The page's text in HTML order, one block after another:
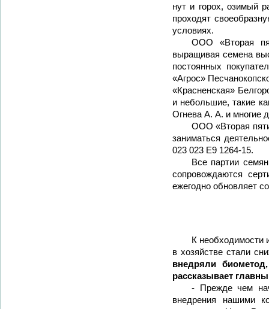
нут и горох, озимый
проходят
условиях.
ООО «Вторая
выращивая семена
постоянных
«Агрос»
«Красненская»
и небольшие, такие
Огнева А. А. и многие
ООО «Вторая
заниматься
023 023 Е9 1264-15.
Все партии
сопровождаются
ежегодно обновляет
К необходимости
в хозяйстве стали
внедряли
рассказывает
- Прежде чем
внедрения нашими